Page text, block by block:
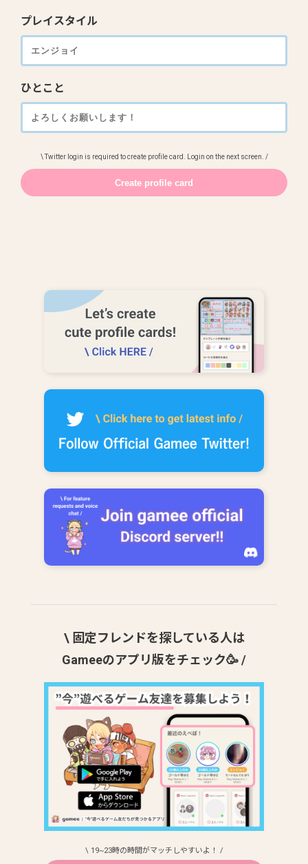
プレイスタイル
ひとこと
\ Twitter login is required to create profile card. Login on the next screen. /
\ 固定フレンドを探している人は
Gameeのアプリ版をチェック🥳 /
\ 19~23時の時間がマッチしやすいよ！ /